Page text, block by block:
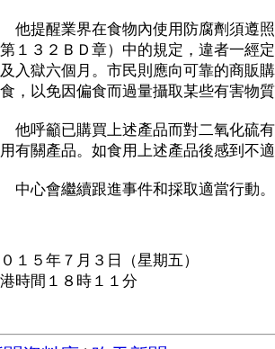
提醒業界在食物內使用防腐劑須遵照
第１３２ＢＤ章）中的規定，違者一經
入獄六個月。市民則應向可靠的商販
，以免因偏食而過量攝取某些有害物
呼籲已購買上述產品而對二氧化硫有
有關產品。如食用上述產品後感到不
心會繼續跟進事件和採取適當行動。
１５年７月３日（星期五）
時間１８時１１分